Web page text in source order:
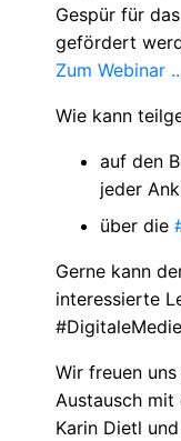
Gespür für
gefördert
Zum Webinar
Wie kann
auf den
jeder
über die
Gerne kann
interessierte
Wir freuen
Austausch mit
Karin Dietl